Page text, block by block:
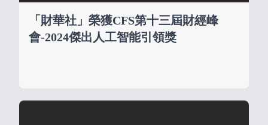
「財華社」榮獲CFS第十三屆財經峰
會-2024傑出人工智能引領獎